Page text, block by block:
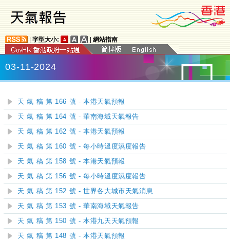
字型大小: 網站指南
03-11-2024
天 氣 稿 第 166 號 - 本港天氣預報
天 氣 稿 第 164 號 - 華南海域天氣報告
天 氣 稿 第 162 號 - 本港天氣預報
天 氣 稿 第 160 號 - 每小時溫度濕度報告
天 氣 稿 第 158 號 - 本港天氣預報
天 氣 稿 第 156 號 - 每小時溫度濕度報告
天 氣 稿 第 152 號 - 世界各大城市天氣消息
天 氣 稿 第 153 號 - 華南海域天氣報告
天 氣 稿 第 150 號 - 本港九天天氣預報
天 氣 稿 第 148 號 - 本港天氣預報